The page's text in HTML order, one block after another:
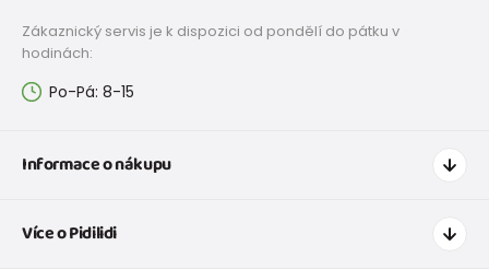
Zákaznický servis je k dispozici od pondělí do pátku v
hodinách:
Po-Pá: 8-15
Informace o nákupu
Doprava a platba
Více o Pidilidi